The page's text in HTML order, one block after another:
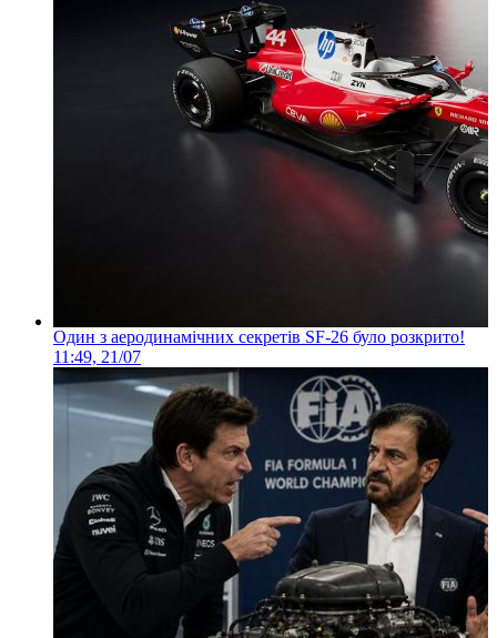
Один з аеродинамічних секретів SF-26 було розкрито!
11:49, 21/07